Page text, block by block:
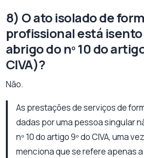
8) O ato isolado de
profissional está isento
abrigo do nº 10 do
CIVA)?
Não.
As prestações de serviços de
dadas por uma pessoa singular
nº 10 do artigo 9º do CIVA, uma
menciona que se refere apenas